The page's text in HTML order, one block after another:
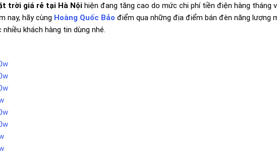
trời giá rẻ tại Hà Nội hiện đang tăng cao do mức chi phí tiền điện hàng tháng
nay, hãy cùng Hoàng Quốc Bảo điểm qua những địa điểm bán đèn năng lượng
khách hàng tin dùng nhé.